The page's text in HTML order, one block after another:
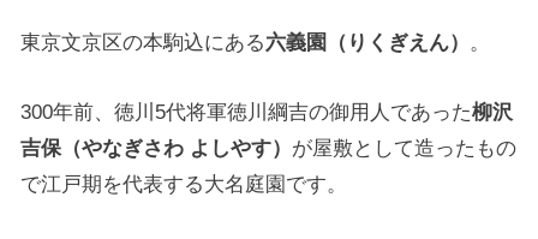
東京文京区の本駒込にある六義園（りくぎえん） 。
300年前、徳川5代将軍徳川綱吉の御用人であった柳沢
吉保（やなぎさわ よしやす） が屋敷として造ったもの
で江戸期を代表する大名庭園です。